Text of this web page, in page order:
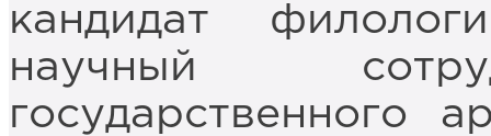
кандидат
научный
государственного